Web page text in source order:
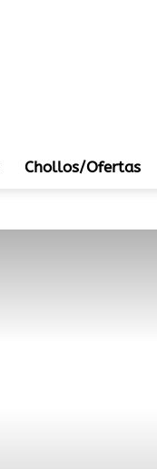
Chollos/Ofertas